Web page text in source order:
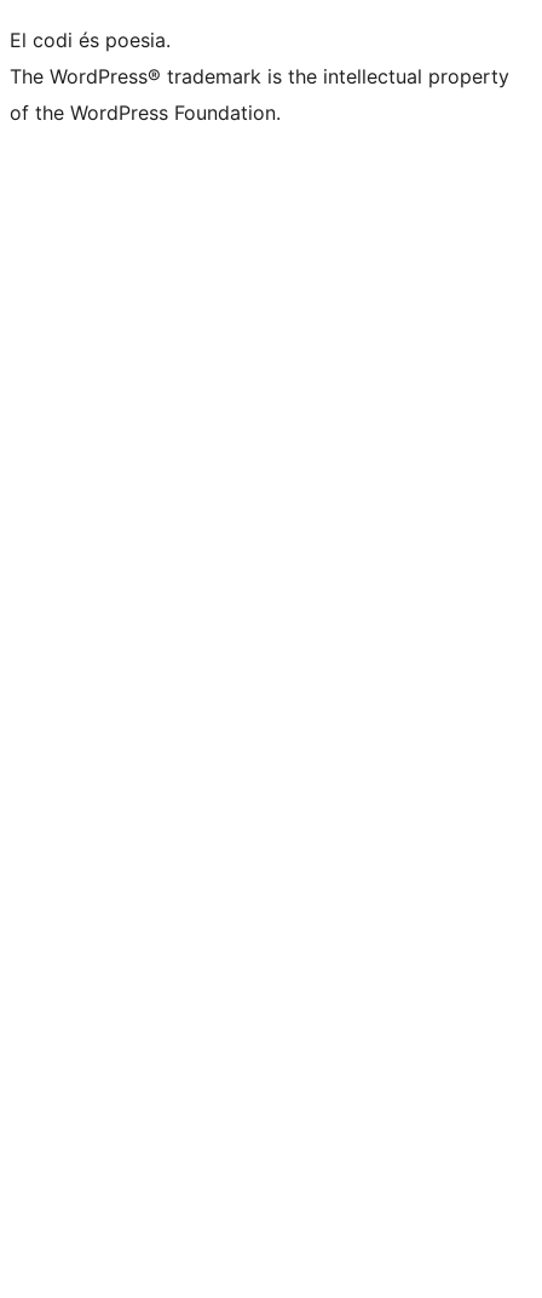
El codi és poesia.
The WordPress® trademark is the intellectual property
of the WordPress Foundation.